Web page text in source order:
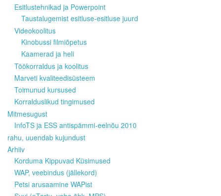
Esitlustehnikad ja Powerpoint
Taustalugemist esitluse-esitluse juurd
Videokoolitus
Kinobussi filmiõpetus
Kaamerad ja heli
Töökorraldus ja koolitus
Marveti kvaliteedisüsteem
Toimunud kursused
Korralduslikud tingimused
Mitmesugust
InfoTS ja ESS antispämmi-eelnõu 2010
rahu, uuendab kujundust
Arhiiv
Korduma Kippuvad Küsimused
WAP, veebindus (jällekord)
Petsi arusaamine WAPist